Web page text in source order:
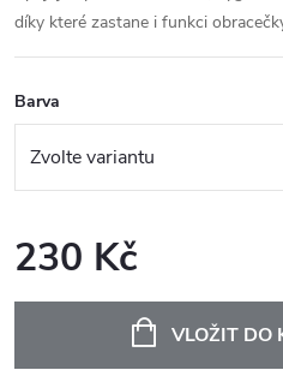
díky které zastane i funkci
Barva
230 Kč
VLOŽIT DO